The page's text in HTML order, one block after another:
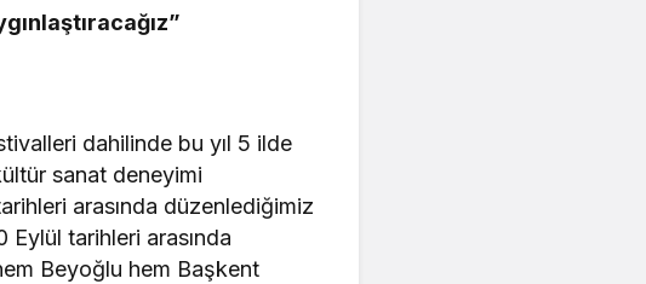
dahilinde bu yıl 5 ilde
sanat deneyimi
arasında düzenlediğimiz
Eylül tarihleri arasında
Beyoğlu hem Başkent